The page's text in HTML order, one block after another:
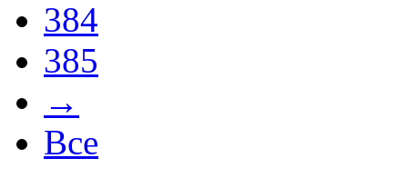
384
385
→
Все